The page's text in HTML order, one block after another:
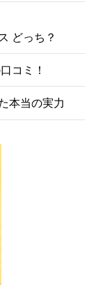
どっち？
コミ！
本当の実力